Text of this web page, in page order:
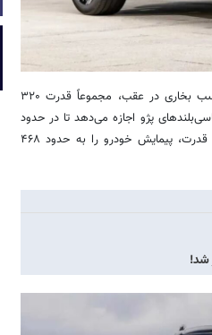
این سیستم با ترکیب یک موتور ۲۱۰ اسب بخاری در جلو و یک موتور ۱۱۰ اسب بخاری در عقب، مجموعاً قدرت ۳۲۰
به شاسی‌بلندهای پژو اجازه می‌دهد تا در حدود
۶ ثانیه از سکون به سرعت صد کیلومتر بر ساعت برسند. البته این افزایش قدرت، پیمایش خودرو را به حدود ۴۶۸